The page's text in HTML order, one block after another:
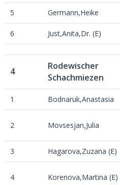
5 Germann,Heike
6 Just,Anita,Dr. (E)
4
Rodewischer
Schachmiezen
1 Bodnaruk,Anastasia
2 Movsesjan,Julia
3 Hagarova,Zuzana (E)
4 Korenova,Martina (E)